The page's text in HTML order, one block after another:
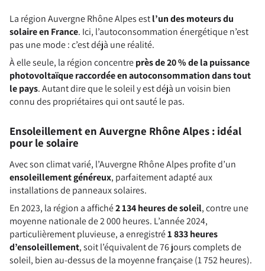
La région Auvergne Rhône Alpes estl’un des moteurs du
solaire en France. Ici, l’autoconsommation énergétique n’est
pas une mode : c’est déjà une réalité.
À elle seule, la région concentreprès de 20 % de la puissance
photovoltaïque raccordée en autoconsommation dans tout
le pays. Autant dire que le soleil y est déjà un voisin bien
connu des propriétaires qui ont sauté le pas.
Ensoleillement en Auvergne Rhône Alpes : idéal
pour le solaire
Avec son climat varié, l’Auvergne Rhône Alpes profite d’un
ensoleillement généreux, parfaitement adapté aux
installations de panneaux solaires.
En 2023, la région a affiché2 134 heures de soleil, contre une
moyenne nationale de 2 000 heures. L’année 2024,
particulièrement pluvieuse, a enregistré1 833 heures
d’ensoleillement, soit l’équivalent de 76 jours complets de
soleil, bien au-dessus de la moyenne française (1 752 heures).